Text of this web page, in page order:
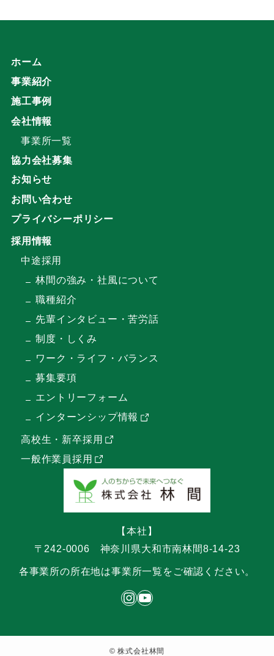
【本社】
〒242-0006 神奈川県大和市南林間8-14-23
各事業所の所在地は事業所一覧をご確認ください。
インスタグラム 株式会社林間のアカウントリンカングループ YouTubeチャンネル
ホーム
事業紹介
施工事例
会社情報
事業所一覧
協力会社募集
お知らせ
お問い合わせ
プライバシーポリシー
採用情報
中途採用
林間の強み・社風について
職種紹介
先輩インタビュー・苦労話
制度・しくみ
ワーク・ライフ・バランス
募集要項
エントリーフォーム
インターンシップ情報
高校生・新卒採用
一般作業員採用
© 株式会社林間